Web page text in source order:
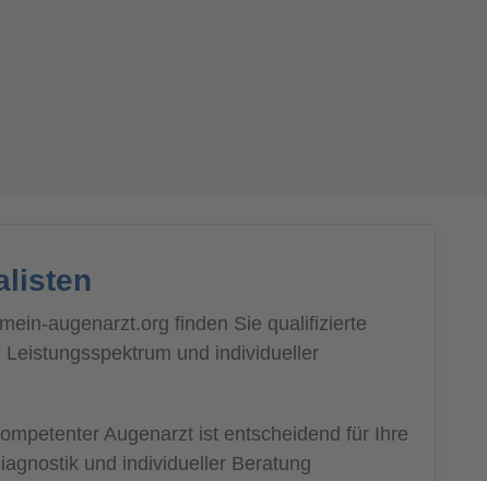
augenarzt.org finden Sie qualifizierte
und individueller
Augenarzt ist entscheidend für Ihre
und individueller Beratung